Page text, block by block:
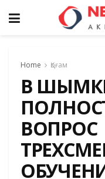
Home Қоғам
В
ВОПРОС